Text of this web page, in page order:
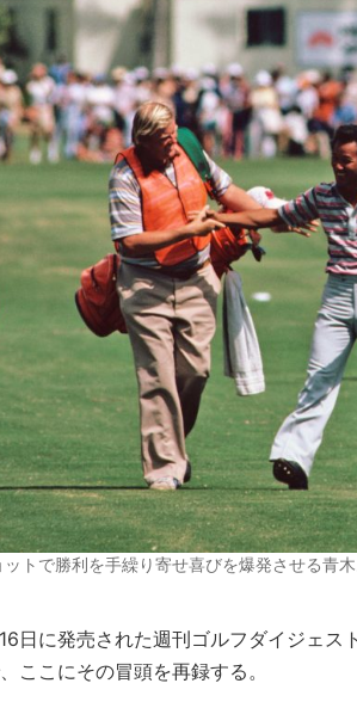
ットで勝利を手繰り寄せ喜びを爆発させる青
日に発売された週刊ゴルフダイジェ
ここにその冒頭を再録する。